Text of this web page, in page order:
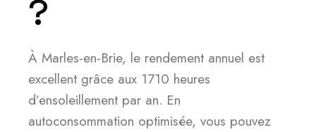
?
À Marles-en-Brie, le rendement annuel est
excellent grâce aux 1710 heures
d’ensoleillement par an. En
autoconsommation optimisée, vous pouvez